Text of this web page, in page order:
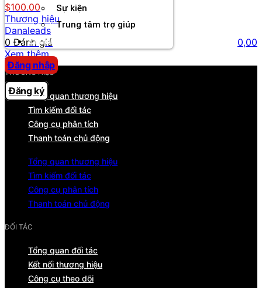
Sự kiện
Trung tâm trợ giúp
Chương Trình Creator
Đăng nhập
Đăng ký
$100.00
Thương hiệu
Danaleads
0 Đánh giá
0,00
Xem thêm
THƯƠNG HIỆU
Tổng quan thương hiệu
Tìm kiếm đối tác
Công cụ phân tích
Thanh toán chủ động
Tổng quan thương hiệu
Tìm kiếm đối tác
Công cụ phân tích
Thanh toán chủ động
ĐỐI TÁC
Tổng quan đối tác
Kết nối thương hiệu
Công cụ theo dõi